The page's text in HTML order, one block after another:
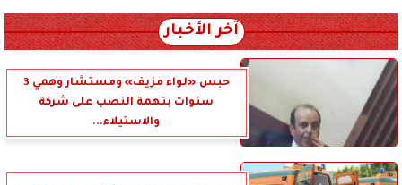
آخر الأخبار
حبس «لواء مزيف» ومستشار وهمي 3
سنوات بتهمة النصب على شركة
والاستيلاء...